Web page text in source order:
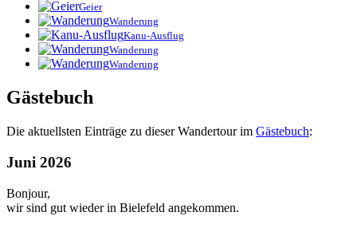
Geier
Wanderung
Kanu-Ausflug
Wanderung
Wanderung
Gästebuch
Die aktuellsten Einträge zu dieser Wandertour im Gästebuch:
Juni 2026
Bonjour,
wir sind gut wieder in Bielefeld angekommen.